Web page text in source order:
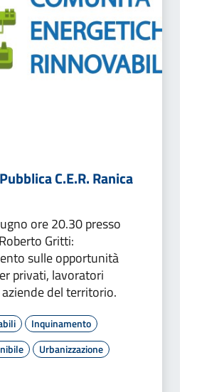
C.E.R. Ranica
ore 20.30 presso
Gritti:
sulle opportunità
privati, lavoratori
del territorio.
Inquinamento
Urbanizzazione